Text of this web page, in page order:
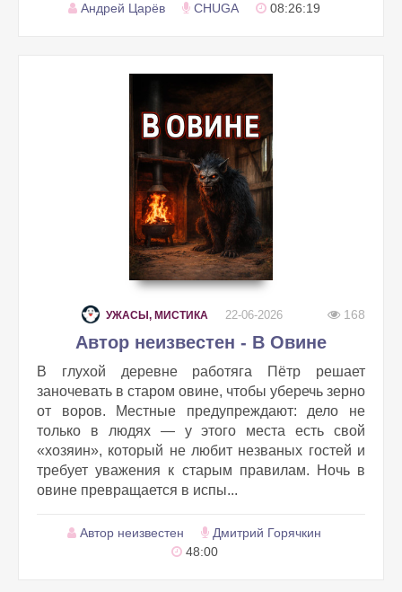
Андрей Царёв CHUGA 08:26:19
УЖАСЫ, МИСТИКА 22-06-2026 168
Автор неизвестен - В Овине
В глухой деревне работяга Пётр решает
заночевать в старом овине, чтобы уберечь зерно
от воров. Местные предупреждают: дело не
только в людях — у этого места есть свой
«хозяин», который не любит незваных гостей и
требует уважения к старым правилам. Ночь в
овине превращается в испы...
Автор неизвестен
Дмитрий Горячкин
48:00